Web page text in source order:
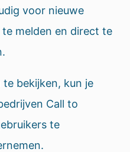
voor nieuwe
melden en direct te
bekijken, kun je
Call to
te